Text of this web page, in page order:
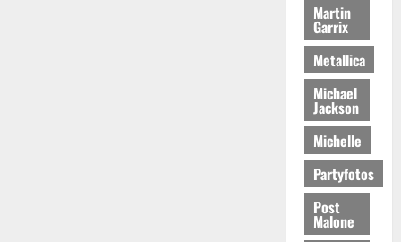
Martin
Garrix
Metallica
Michael
Jackson
Michelle
Partyfotos
Post
Malone